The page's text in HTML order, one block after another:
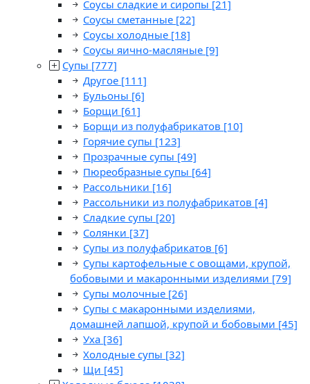
Соусы сладкие и сиропы [21]
Соусы сметанные [22]
Соусы холодные [18]
Соусы яично-масляные [9]
Супы [777]
Другое [111]
Бульоны [6]
Борщи [61]
Борщи из полуфабрикатов [10]
Горячие супы [123]
Прозрачные супы [49]
Пюреобразные супы [64]
Рассольники [16]
Рассольники из полуфабрикатов [4]
Сладкие супы [20]
Солянки [37]
Супы из полуфабрикатов [6]
Супы картофельные с овощами, крупой,
бобовыми и макаронными изделиями [79]
Супы молочные [26]
Супы с макаронными изделиями,
домашней лапшой, крупой и бобовыми [45]
Уха [36]
Холодные супы [32]
Щи [45]